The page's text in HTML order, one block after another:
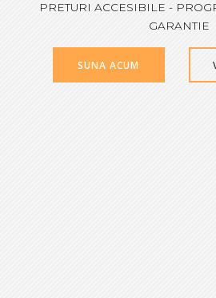
PRETURI ACCESIBILE -
GARANTIE
SUNA ACUM